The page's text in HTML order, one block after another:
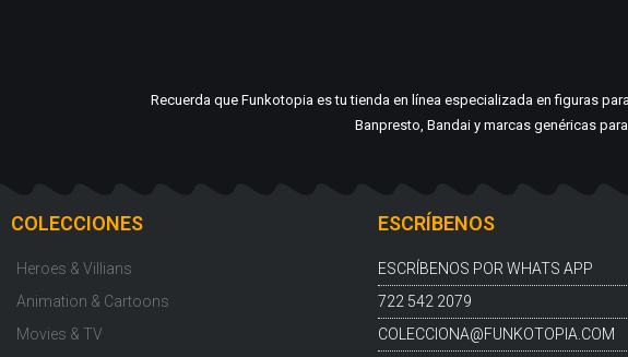
Recuerda que Funkotopia es tu tienda en línea especializada en figuras
Banpresto, Bandai y marcas genéricas
COLECCIONES
Heroes & Villians
Animation & Cartoons
Movies & TV
ESCRÍBENOS
ESCRÍBENOS POR WHATS APP
722 542 2079
COLECCIONA@FUNKOTOPIA.COM